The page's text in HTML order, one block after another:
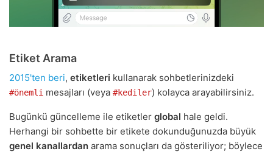
Etiket Arama
2015'ten beri, etiketleri kullanarak sohbetlerinizdeki
#önemli mesajları (veya #kediler) kolayca arayabilirsiniz.
Bugünkü güncelleme ile etiketler global hale geldi.
Herhangi bir sohbette bir etikete dokunduğunuzda büyük
genel kanallardan arama sonuçları da gösteriliyor; böylece